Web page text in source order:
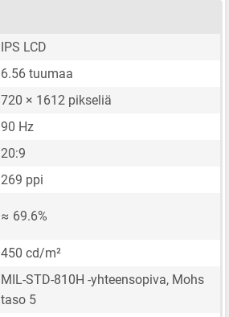
IPS LCD
6.56 tuumaa
720 × 1612 pikseliä
90 Hz
20:9
269 ppi
≈ 69.6%
450 cd/m²
MIL-STD-810H -yhteensopiva, Mohs
taso 5